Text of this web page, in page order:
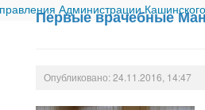
Администрации
Первые врачебные
Опубликовано: 24.11.2016, 14:47